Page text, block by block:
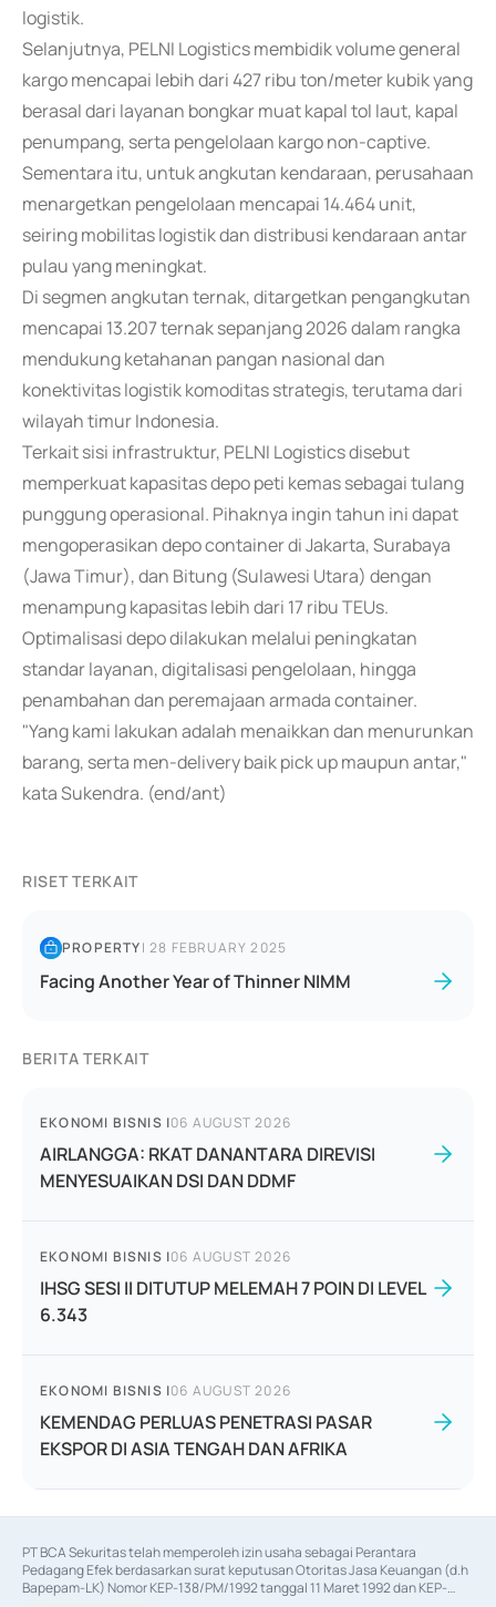
logistik.
Selanjutnya, PELNI Logistics membidik volume general
kargo mencapai lebih dari 427 ribu ton/meter kubik yang
berasal dari layanan bongkar muat kapal tol laut, kapal
penumpang, serta pengelolaan kargo non-captive.
Sementara itu, untuk angkutan kendaraan, perusahaan
menargetkan pengelolaan mencapai 14.464 unit,
seiring mobilitas logistik dan distribusi kendaraan antar
pulau yang meningkat.
Di segmen angkutan ternak, ditargetkan pengangkutan
mencapai 13.207 ternak sepanjang 2026 dalam rangka
mendukung ketahanan pangan nasional dan
konektivitas logistik komoditas strategis, terutama dari
wilayah timur Indonesia.
Terkait sisi infrastruktur, PELNI Logistics disebut
memperkuat kapasitas depo peti kemas sebagai tulang
punggung operasional. Pihaknya ingin tahun ini dapat
mengoperasikan depo container di Jakarta, Surabaya
(Jawa Timur), dan Bitung (Sulawesi Utara) dengan
menampung kapasitas lebih dari 17 ribu TEUs.
Optimalisasi depo dilakukan melalui peningkatan
standar layanan, digitalisasi pengelolaan, hingga
penambahan dan peremajaan armada container.
"Yang kami lakukan adalah menaikkan dan menurunkan
barang, serta men-delivery baik pick up maupun antar,"
kata Sukendra. (end/ant)
RISET TERKAIT
PROPERTY|28 FEBRUARY 2025
Facing Another Year of Thinner NIMM
BERITA TERKAIT
EKONOMI BISNIS |06 AUGUST 2026
AIRLANGGA: RKAT DANANTARA DIREVISI
MENYESUAIKAN DSI DAN DDMF
EKONOMI BISNIS |06 AUGUST 2026
IHSG SESI II DITUTUP MELEMAH 7 POIN DI LEVEL
6.343
EKONOMI BISNIS |06 AUGUST 2026
KEMENDAG PERLUAS PENETRASI PASAR
EKSPOR DI ASIA TENGAH DAN AFRIKA
PT BCA Sekuritas telah memperoleh izin usaha sebagai Perantara
Pedagang Efek berdasarkan surat keputusan Otoritas Jasa Keuangan (d.h
Bapepam-LK) Nomor KEP-138/PM/1992 tanggal 11 Maret 1992 dan KEP-